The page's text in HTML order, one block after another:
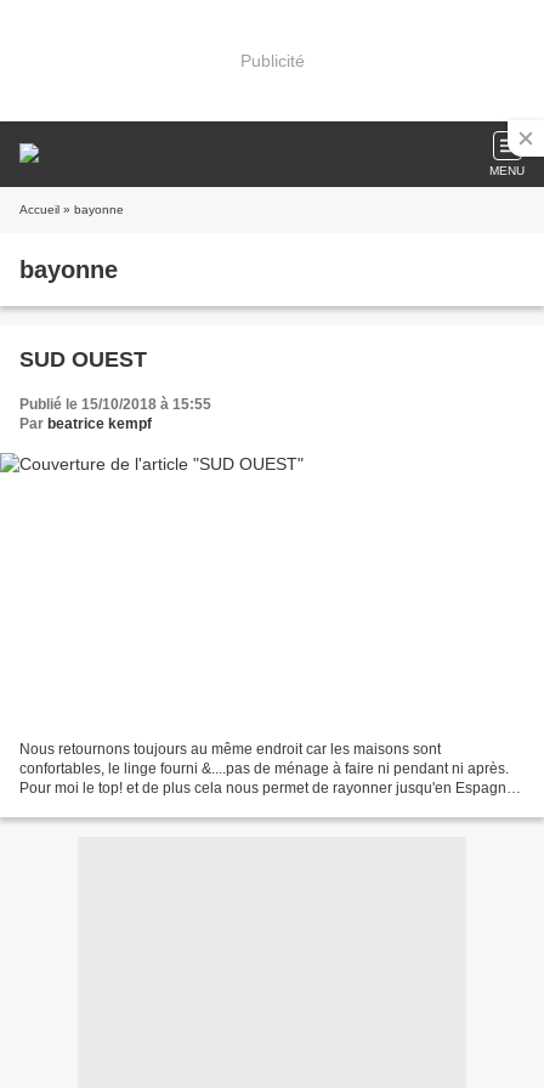
Publicité
MENU
Accueil » bayonne
bayonne
SUD OUEST
Publié le 15/10/2018 à 15:55
Par beatrice kempf
Nous retournons toujours au même endroit car les maisons sont
confortables, le linge fourni &....pas de ménage à faire ni pendant ni après.
Pour moi le top! et de plus cela nous permet de rayonner jusqu'en Espagne